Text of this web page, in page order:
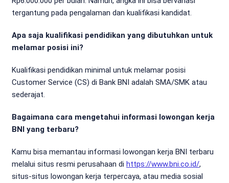
tergantung pada pengalaman dan kualifikasi kandidat.
Apa saja kualifikasi pendidikan yang dibutuhkan untuk
melamar posisi ini?
Kualifikasi pendidikan minimal untuk melamar posisi
Customer Service (CS) di Bank BNI adalah SMA/SMK atau
sederajat.
Bagaimana cara mengetahui informasi lowongan kerja
BNI yang terbaru?
Kamu bisa memantau informasi lowongan kerja BNI terbaru
melalui situs resmi perusahaan di https://www.bni.co.id/,
situs-situs lowongan kerja terpercaya, atau media sosial